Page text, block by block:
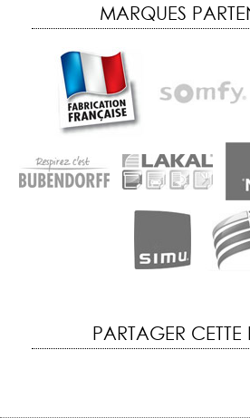
MARQUES
PARTAGER